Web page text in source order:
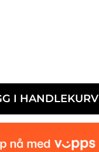
I HANDLEKURV